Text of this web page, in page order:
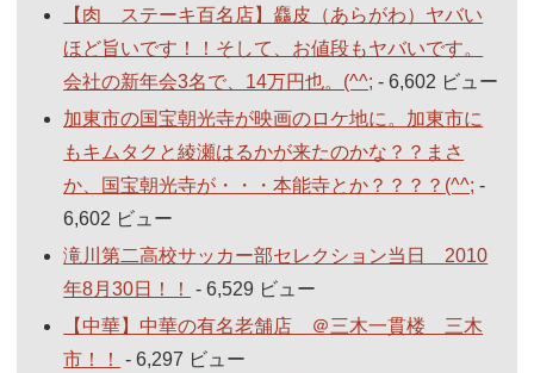
【肉 ステーキ百名店】麤皮（あらがわ）ヤバい
ほど旨いです！！そして、お値段もヤバいです。
会社の新年会3名で、14万円也。(^^; - 6,602 ビュー
加東市の国宝朝光寺が映画のロケ地に。加東市に
もキムタクと綾瀬はるかが来たのかな？？まさ
か、国宝朝光寺が・・・本能寺とか？？？？(^^; -
6,602 ビュー
滝川第二高校サッカー部セレクション当日 2010
年8月30日！！
- 6,529 ビュー
【中華】中華の有名老舗店 ＠三木一貫楼 三木
市！！
- 6,297 ビュー